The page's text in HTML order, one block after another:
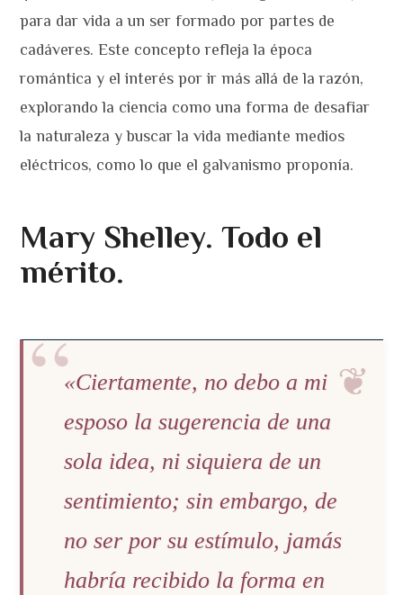
para dar vida a un ser formado por partes de
cadáveres. Este concepto refleja la época
romántica y el interés por ir más allá de la razón,
explorando la ciencia como una forma de desafiar
la naturaleza y buscar la vida mediante medios
eléctricos, como lo que el galvanismo proponía.
Mary Shelley. Todo el
mérito.
«Ciertamente, no debo a mi
esposo la sugerencia de una
sola idea, ni siquiera de un
sentimiento; sin embargo, de
no ser por su estímulo, jamás
habría recibido la forma en